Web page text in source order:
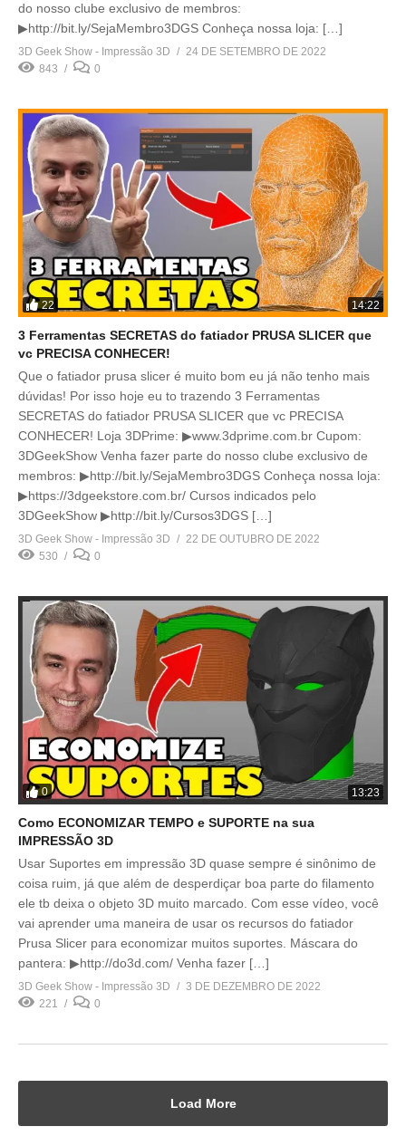
do nosso clube exclusivo de membros:
▶http://bit.ly/SejaMembro3DGS Conheça nossa loja: […]
3D Geek Show - Impressão 3D
24 DE SETEMBRO DE 2022
843
0
22 14:22
3 Ferramentas SECRETAS do fatiador PRUSA SLICER que
vc PRECISA CONHECER!
Que o fatiador prusa slicer é muito bom eu já não tenho mais
dúvidas! Por isso hoje eu to trazendo 3 Ferramentas
SECRETAS do fatiador PRUSA SLICER que vc PRECISA
CONHECER! Loja 3DPrime: ▶www.3dprime.com.br Cupom:
3DGeekShow Venha fazer parte do nosso clube exclusivo de
membros: ▶http://bit.ly/SejaMembro3DGS Conheça nossa loja:
▶https://3dgeekstore.com.br/ Cursos indicados pelo
3DGeekShow ▶http://bit.ly/Cursos3DGS […]
3D Geek Show - Impressão 3D
22 DE OUTUBRO DE 2022
530
0
0 13:23
Como ECONOMIZAR TEMPO e SUPORTE na sua
IMPRESSÃO 3D
Usar Suportes em impressão 3D quase sempre é sinônimo de
coisa ruim, já que além de desperdiçar boa parte do filamento
ele tb deixa o objeto 3D muito marcado. Com esse vídeo, você
vai aprender uma maneira de usar os recursos do fatiador
Prusa Slicer para economizar muitos suportes. Máscara do
pantera: ▶http://do3d.com/ Venha fazer […]
3D Geek Show - Impressão 3D
3 DE DEZEMBRO DE 2022
221
0
Load More